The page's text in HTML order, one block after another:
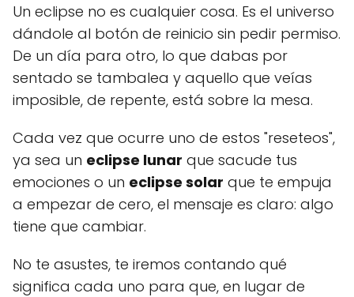
Un eclipse no es cualquier cosa. Es el universo
dándole al botón de reinicio sin pedir permiso.
De un día para otro, lo que dabas por
sentado se tambalea y aquello que veías
imposible, de repente, está sobre la mesa.
Cada vez que ocurre uno de estos "reseteos",
ya sea un eclipse lunar que sacude tus
emociones o un eclipse solar que te empuja
a empezar de cero, el mensaje es claro: algo
tiene que cambiar.
No te asustes, te iremos contando qué
significa cada uno para que, en lugar de